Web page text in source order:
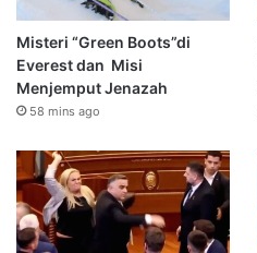
Misteri “Green Boots”di
Everest dan Misi
Menjemput Jenazah
58 mins ago